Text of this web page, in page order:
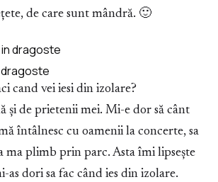
de care sunt mândră. 🙂
cand vei iesi din izolare?
și de prietenii mei. Mi-e dor să cânt
întâlnesc cu oamenii la concerte, sa
ma plimb prin parc. Asta îmi lipsește
as dori sa fac când ies din izolare.